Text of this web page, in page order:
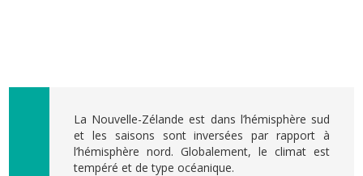
La Nouvelle-Zélande est dans l’hémisphère sud
et les saisons sont inversées par rapport à
l’hémisphère nord. Globalement, le climat est
tempéré et de type océanique.